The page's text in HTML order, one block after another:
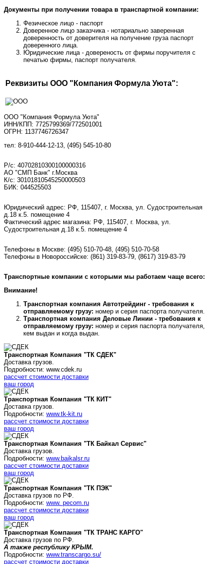
Документы при получении товара в транспартной компании:
Фезическое лицо - паспорт
Доверенное лицо заказчика - нотариально заверенная
доверенность от доверителя на получение груза паспорт
доверенного лица.
Юридические лица - довереность от фирмы поручителя с
печатью фирмы, паспорт получателя.
Реквизиты ООО "Компания Формула Уюта":
ООО "Компания Формула Уюта"
ИНН/КПП: 7725799369/772501001
ОГРН: 1137746726347
тел: 8-910-444-12-13, (495) 545-10-80
Р/с: 40702810300100000316
АО "СМП Банк" г.Москва
К/с: 30101810545250000503
БИК: 044525503
Юридический адрес: РФ, 115407, г. Москва, ул. Судостроительная
д.18 к.5. помещение 4
Фактический адрес магазина: РФ, 115407, г. Москва, ул.
Судостроительная д.18 к.5. помещение 4
Телефоны в Москве: (495) 510-70-48 (495) 510-70-58
Телефоны в Новороссийске: (861) 319-83-79, (8617) 319-83-79
Транспортные компании с которыми мы работаем чаще всего:
Внимание!
Транспортная компания Автотрейдинг - требования к
отправляемому грузу: номер и серия паспорта получателя.
Транспортная компания Деловые Линии - требования к
отправляемому грузу: номер и серия паспорта получателя,
кем выдан и когда выдан.
Транспортная Компания "ТК СДЕК"
Доставка грузов.
Подробности: www.cdek.ru
рассчет стоимости доставки
ваш город
Транспортная Компания "ТК КИТ"
Доставка грузов.
Подробности: www.tk-kit.ru
рассчет стоимости доставки
ваш город
Транспортная Компания "ТК Байкал Сервис"
Доставка грузов.
Подробности: www.baikalsr.ru
рассчет стоимости доставки
ваш город
Транспортная Компания "ТК ПЭК"
Доставка грузов по РФ.
Подробности: www. pecom.ru
рассчет стоимости доставки
ваш город
Транспортная Компания "ТК ТРАНС КАРГО"
Доставка грузов по РФ.
А также республику КРЫМ.
Подробности: www.transcargo.su/
рассчет стоимости доставки